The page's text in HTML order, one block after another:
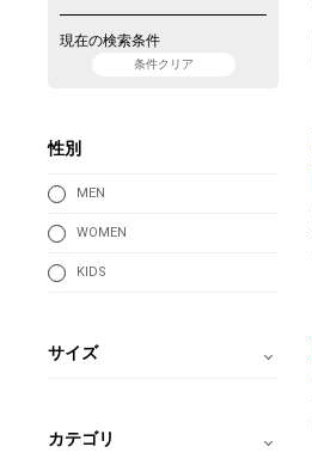
現在の検索条件
条件クリア
性別
MEN
WOMEN
KIDS
サイズ
カテゴリ